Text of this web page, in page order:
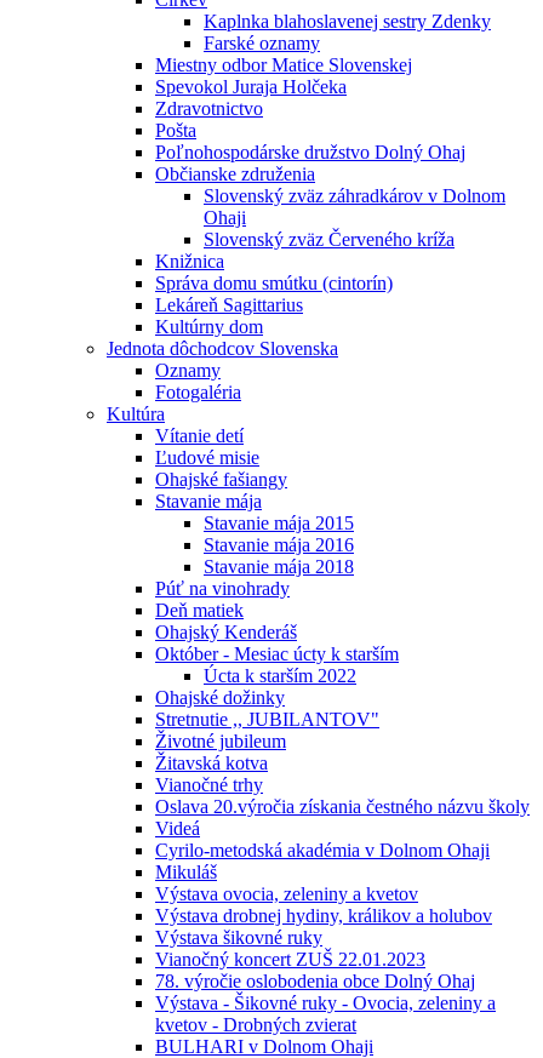
Kaplnka blahoslavenej sestry Zdenky
Farské oznamy
Miestny odbor Matice Slovenskej
Spevokol Juraja Holčeka
Zdravotnictvo
Pošta
Poľnohospodárske družstvo Dolný Ohaj
Občianske združenia
Slovenský zväz záhradkárov v Dolnom
Ohaji
Slovenský zväz Červeného kríža
Knižnica
Správa domu smútku (cintorín)
Lekáreň Sagittarius
Kultúrny dom
Jednota dôchodcov Slovenska
Oznamy
Fotogaléria
Kultúra
Vítanie detí
Ľudové misie
Ohajské fašiangy
Stavanie mája
Stavanie mája 2015
Stavanie mája 2016
Stavanie mája 2018
Púť na vinohrady
Deň matiek
Ohajský Kenderáš
Október - Mesiac úcty k starším
Úcta k starším 2022
Ohajské dožinky
Stretnutie ,, JUBILANTOV"
Životné jubileum
Žitavská kotva
Vianočné trhy
Oslava 20.výročia získania čestného názvu školy
Videá
Cyrilo-metodská akadémia v Dolnom Ohaji
Mikuláš
Výstava ovocia, zeleniny a kvetov
Výstava drobnej hydiny, králikov a holubov
Výstava šikovné ruky
Vianočný koncert ZUŠ 22.01.2023
78. výročie oslobodenia obce Dolný Ohaj
Výstava - Šikovné ruky - Ovocia, zeleniny a
kvetov - Drobných zvierat
BULHARI v Dolnom Ohaji